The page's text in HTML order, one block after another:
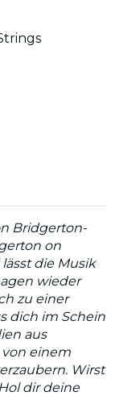
Bridgerton-
on
die Musik
wieder
zu einer
dich im Schein
aus
von einem
Wirst
dir deine